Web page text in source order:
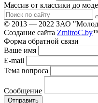
Массив от классики до
© 2013 — 2022 ЗАО
Создание сайта ZmitroC.by
Форма обратной связи
Ваше имя
E-mail
Тема вопроса
Сообщение
Отправить